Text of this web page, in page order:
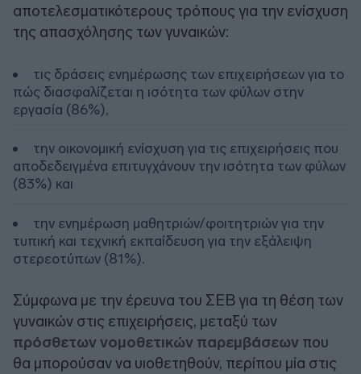
αποτελεσματικότερους τρόπους για την ενίσχυση
της απασχόλησης των γυναικών:
τις δράσεις ενημέρωσης των επιχειρήσεων για το
πώς διασφαλίζεται η ισότητα των φύλων στην
εργασία (86%),
την οικονομική ενίσχυση για τις επιχειρήσεις που
αποδεδειγμένα επιτυγχάνουν την ισότητα των φύλων
(83%) και
την ενημέρωση μαθητριών/φοιτητριών για την
τυπική και τεχνική εκπαίδευση για την εξάλειψη
στερεοτύπων (81%).
Σύμφωνα με την έρευνα του ΣΕΒ για τη θέση των
γυναικών στις επιχειρήσεις, μεταξύ των
πρόσθετων νομοθετικών παρεμβάσεων που
θα μπορούσαν να υιοθετηθούν, περίπου μία στις